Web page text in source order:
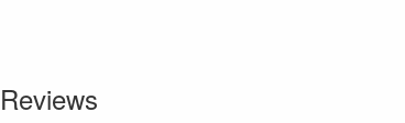
Reviews